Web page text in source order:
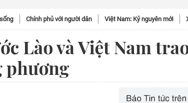
Chính phủ với người dân Việt Nam: Kỷ nguyên mới
Lào và Việt Nam
phương